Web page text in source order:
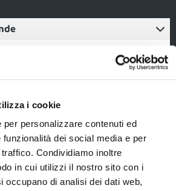
i cookie
personalizzare contenuti ed
dei social media e per
Condividiamo inoltre
in cui utilizzi il nostro sito con i
occupano di analisi dei dati web,
5 notti durante il
tour in alberghi e
prima colazione;
4 cene (2 portate,
bevande escluse)
durante il tour;
Navigazione con